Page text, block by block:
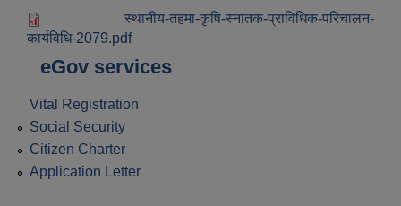
स्थानीय-तहमा-कृषि-स्नातक-प्राविधिक-परिचालन-
कार्यविधि-2079.pdf
eGov services
Vital Registration
Social Security
Citizen Charter
Application Letter